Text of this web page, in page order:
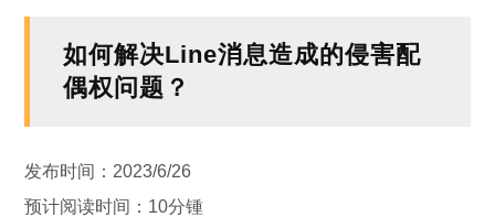
如何解决Line消息造成的侵害配
偶权问题？
发布时间：2023/6/26
预计阅读时间：10分锺